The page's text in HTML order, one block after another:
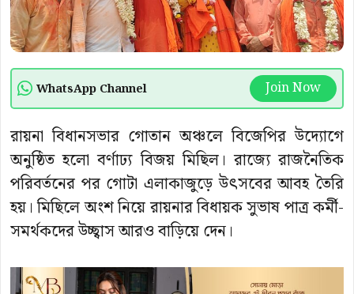
WhatsApp Channel Join Now
রায়না বিধানসভার গোতান অঞ্চলে বিজেপির উদ্যোগে
অনুষ্ঠিত হলো বর্ণাঢ্য বিজয় মিছিল। রাজ্যে রাজনৈতিক
পরিবর্তনের পর গোটা এলাকাজুড়ে উৎসবের আবহ তৈরি
হয়। মিছিলে অংশ নিয়ে রায়নার বিধায়ক সুভাষ পাত্র কর্মী-
সমর্থকদের উচ্ছ্বাস আরও বাড়িয়ে দেন।